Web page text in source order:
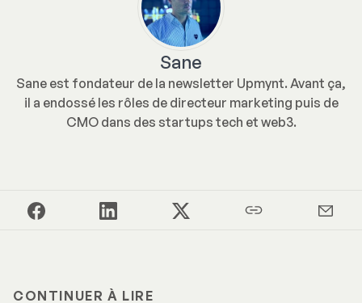
Sane
Sane est fondateur de la newsletter Upmynt. Avant ça,
il a endossé les rôles de directeur marketing puis de
CMO dans des startups tech et web3.
CONTINUER À LIRE